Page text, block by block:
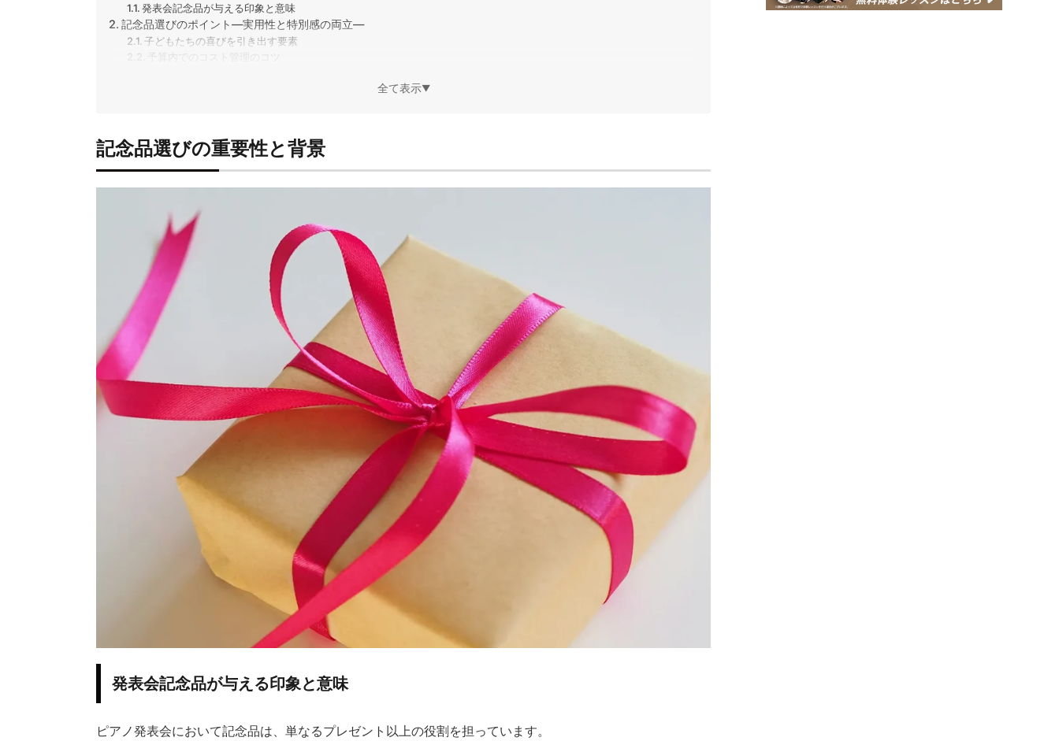
発表会記念品が与える印象と意味
記念品選びのポイント―実用性と特別感の両立―
子どもたちの喜びを引き出す要素
予算内でのコスト管理のコツ
レッスンバッグ
文房具
爪切り
ラッピングの工夫で印象アップ
パッケージやメッセージカードのポイント
全て表示▼
記念品選びの重要性と背景
発表会記念品が与える印象と意味
ピアノ発表会において記念品は、単なるプレゼント以上の役割を担っています。